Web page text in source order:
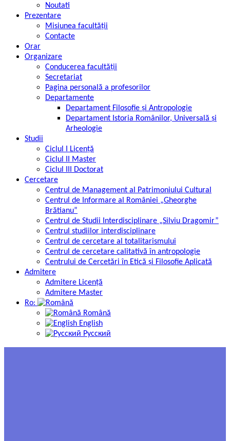
Noutati
Prezentare
Misiunea facultății
Contacte
Orar
Organizare
Conducerea facultății
Secretariat
Pagina personală a profesorilor
Departamente
Departament Filosofie şi Antropologie
Departament Istoria Românilor, Universală şi
Arheologie
Studii
Ciclul I Licență
Ciclul II Master
Ciclul III Doctorat
Cercetare
Centrul de Management al Patrimoniului Cultural
Centrul de Informare al României „Gheorghe
Brătianu”
Centrul de Studii Interdisciplinare „Silviu Dragomir”
Centrul studiilor interdisciplinare
Centrul de cercetare al totalitarismului
Centrul de cercetare calitativă în antropologie
Centrului de Cercetări în Etică și Filosofie Aplicată
Admitere
Admitere Licență
Admitere Master
Ro:
Română
English
Русский